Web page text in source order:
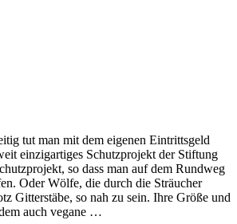
tut man mit dem eigenen Eintrittsgeld
einzigartiges Schutzprojekt der Stiftung
so dass man auf dem Rundweg
Oder Wölfe, die durch die Sträucher
Gitterstäbe, so nah zu sein. Ihre Größe und
auch vegane …